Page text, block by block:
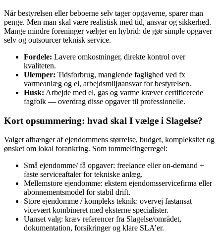
Når bestyrelsen eller beboerne selv tager opgaverne, sparer man
penge. Men man skal være realistisk med tid, ansvar og sikkerhed.
Mange mindre foreninger vælger en hybrid: de gør simple opgaver
selv og outsourcer teknisk service.
Fordele: Lavere omkostninger, direkte kontrol over
kvaliteten.
Ulemper: Tidsforbrug, manglende faglighed ved fx
varmeanlæg og el, arbejdsmiljøansvar for bestyrelsen.
Husk: Arbejde med el, gas og varme kræver certificerede
fagfolk — overdrag disse opgaver til professionelle.
Kort opsummering: hvad skal I vælge i Slagelse?
Valget afhænger af ejendommens størrelse, budget, kompleksitet og
ønsket om lokal forankring. Som tommelfingerregel:
Små ejendomme/ få opgaver: freelance eller on‑demand +
faste serviceaftaler for tekniske anlæg.
Mellemstore ejendomme: ekstern ejendomsservicefirma eller
abonnementsmodel for stabil drift.
Store ejendomme / kompleks teknik: overvej fastansat
vicevært kombineret med eksterne specialister.
Uanset valg: kræv referencer fra Slagelse/området,
dokumentation, forsikringer og klare SLA’er.